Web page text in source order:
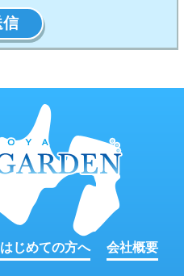
はじめての方へ 会社概要